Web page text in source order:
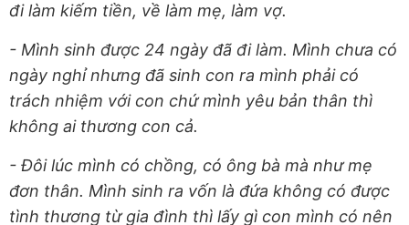
đi làm kiếm tiền, về làm mẹ, làm vợ.
- Mình sinh được 24 ngày đã đi làm. Mình chưa có
ngày nghỉ nhưng đã sinh con ra mình phải có
trách nhiệm với con chứ mình yêu bản thân thì
không ai thương con cả.
- Đôi lúc mình có chồng, có ông bà mà như mẹ
đơn thân. Mình sinh ra vốn là đứa không có được
tình thương từ gia đình thì lấy gì con mình có nên